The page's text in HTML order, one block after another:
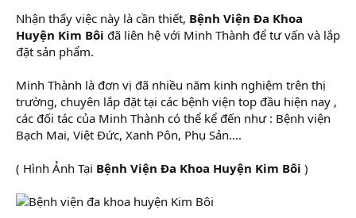
Nhận thấy việc này là cần thiết, Bệnh Viện Đa Khoa
Huyện Kim Bôi đã liên hệ với Minh Thành để tư vấn và lắp
đặt sản phẩm.
Minh Thành là đơn vị đã nhiều năm kinh nghiệm trên thị
trường, chuyên lắp đặt tại các bệnh viện top đầu hiện nay ,
các đối tác của Minh Thành có thể kể đến như : Bệnh viện
Bạch Mai, Việt Đức, Xanh Pôn, Phụ Sản....
( Hình Ảnh Tại Bệnh Viện Đa Khoa Huyện Kim Bôi )